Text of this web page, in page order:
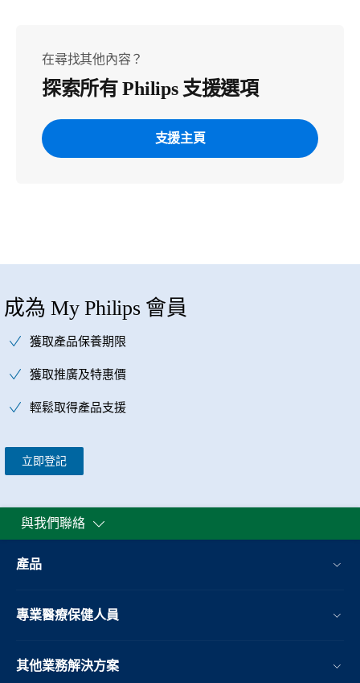
在尋找其他內容？
探索所有 Philips 支援選項
支援主頁
成為 My Philips 會員
獲取產品保養期限
獲取推廣及特惠價
輕鬆取得產品支援
立即登記
與我們聯絡
產品
專業醫療保健人員
其他業務解決方案​